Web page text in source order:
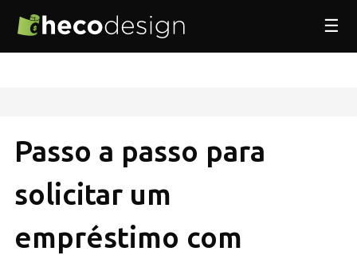
☰
Passo a passo para
solicitar um
empréstimo com